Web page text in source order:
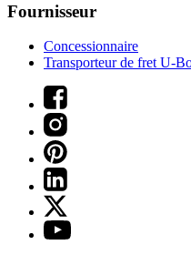
Fournisseur
Concessionnaire
Transporteur de fret U-